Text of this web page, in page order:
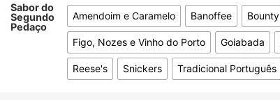
Sabor do
Segundo
Pedaço
Amendoim e Caramelo Banoffee Bounty
Figo, Nozes e Vinho do Porto Goiabada
Reese's Snickers Tradicional Português